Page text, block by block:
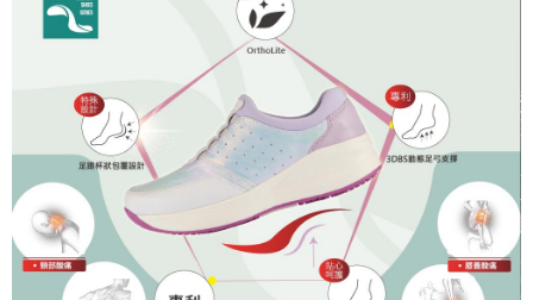
４．使用「AFTEE先享後付」時，將依據個別帳號之用戶狀況，依本公司即
時審查核予不同之上限額度；若仍有額度不足之情形，本公司將視審查結果
５．嚴禁一人註冊多個帳號或使用他人資訊註冊。若發現惡意使用之情形，
恩沛科技股份有限公司將有權停止該用戶之使用額度並採取法律行動。